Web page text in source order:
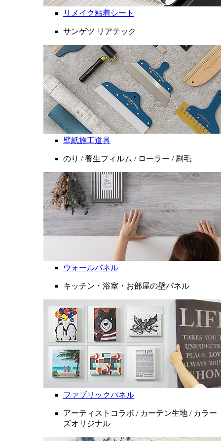
リメイク粘着シート
サンゲツ リアテック
壁紙施工道具
のり / 養生フィルム / ローラー / 刷毛
ウォールパネル
キッチン・浴室・お部屋の壁パネル
ファブリックパネル
アーティストコラボ / カーテン生地 / カラー
ズオリジナル